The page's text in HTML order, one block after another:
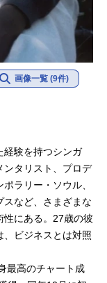
画像一覧 (9件)
経験を持つシンガ
ンタリスト、プロデ
ラリー・ソウル、
スなど、さまざまな
性にある。27歳の彼
、ビジネスとは対照
最高のチャート成